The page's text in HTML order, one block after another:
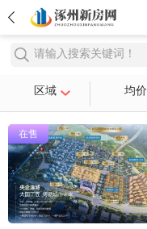
请输入搜索关键词！
区域 均价
在售